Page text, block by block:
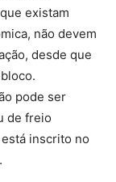
existam
não devem
desde que
pode ser
de freio
inscrito no